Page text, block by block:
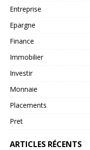
Entreprise
Epargne
Finance
Immobilier
Investir
Monnaie
Placements
Pret
ARTICLES RÉCENTS